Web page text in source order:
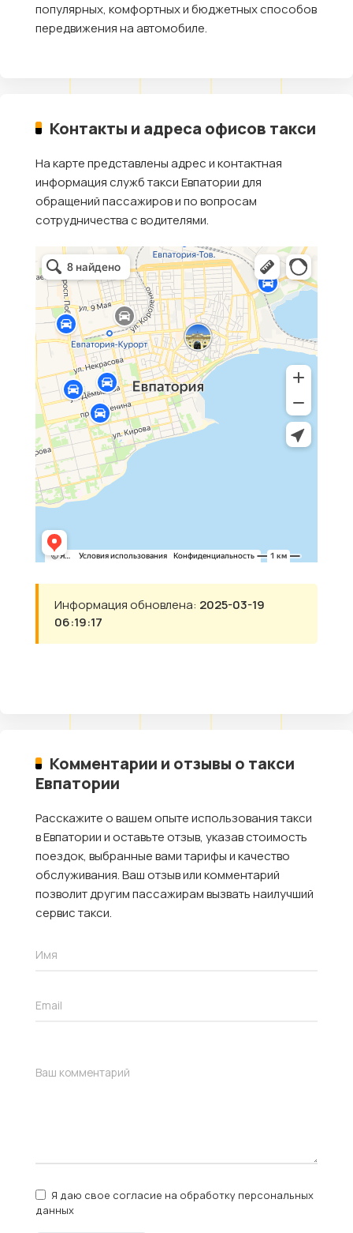
популярных, комфортных и бюджетных способов
передвижения на автомобиле.
Контакты и адреса офисов такси
На карте представлены адрес и контактная
информация служб такси Евпатории для
обращений пассажиров и по вопросам
сотрудничества с водителями.
Информация обновлена: 2025-03-19
06:19:17
Комментарии и отзывы о такси
Евпатории
Расскажите о вашем опыте использования такси
в Евпатории и оставьте отзыв, указав стоимость
поездок, выбранные вами тарифы и качество
обслуживания. Ваш отзыв или комментарий
позволит другим пассажирам вызвать наилучший
сервис такси.
Я даю свое согласие на обработку персональных
данных